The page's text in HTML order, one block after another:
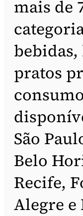
mais de
pratos
São
Belo
Recife,
Alegre e